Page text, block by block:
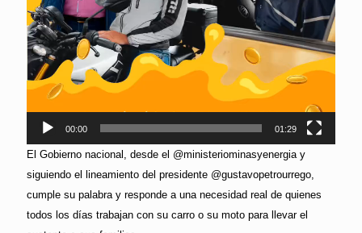
00:00 01:29
El Gobierno nacional, desde el @ministeriominasyenergia y
siguiendo el lineamiento del presidente @gustavopetrourrego,
cumple su palabra y responde a una necesidad real de quienes
todos los días trabajan con su carro o su moto para llevar el